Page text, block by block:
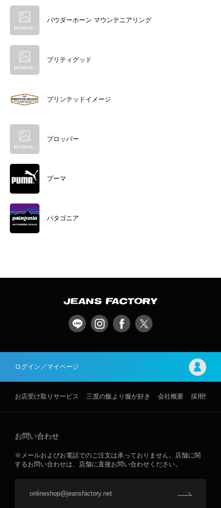
パウダーホーン マウンテニアリング
プリティグッド
プリンテッドイメージ
プロッパー
プーマ
パタゴニア
ログイン／マイページ
お店受け取りサービス 三度の飯より服が好き 会社概要 採用情報
お問い合わせ
※メールおよびお電話でのご注文は承っておりません。店舗に関
するお問い合わせは、店舗に直接お問い合わせください。
onlineshop@jeansfactory.net